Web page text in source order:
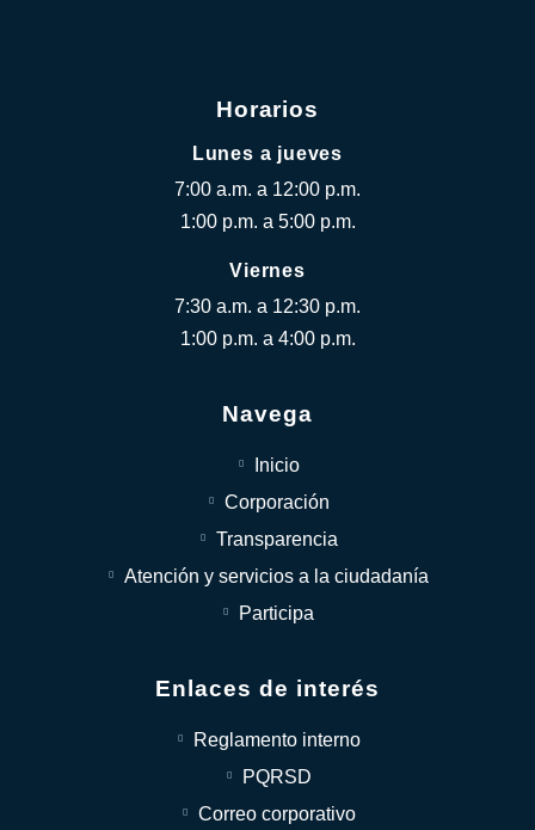
Horarios
Lunes a jueves
7:00 a.m. a 12:00 p.m.
1:00 p.m. a 5:00 p.m.
Viernes
7:30 a.m. a 12:30 p.m.
1:00 p.m. a 4:00 p.m.
Navega
Inicio
Corporación
Transparencia
Atención y servicios a la ciudadanía
Participa
Enlaces de interés
Reglamento interno
PQRSD
Correo corporativo